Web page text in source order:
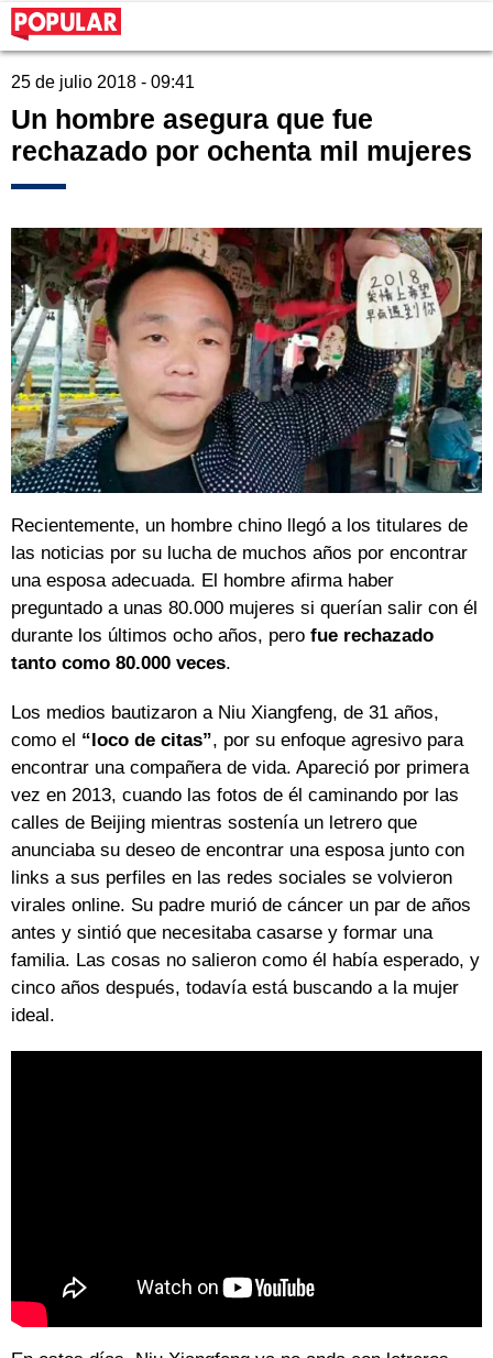
25 de julio 2018 - 09:41
Un hombre asegura que fue
rechazado por ochenta mil mujeres
Recientemente, un hombre chino llegó a los titulares de
las noticias por su lucha de muchos años por encontrar
una esposa adecuada. El hombre afirma haber
preguntado a unas 80.000 mujeres si querían salir con él
durante los últimos ocho años, pero fue rechazado
tanto como 80.000 veces.
Los medios bautizaron a Niu Xiangfeng, de 31 años,
como el “loco de citas”, por su enfoque agresivo para
encontrar una compañera de vida. Apareció por primera
vez en 2013, cuando las fotos de él caminando por las
calles de Beijing mientras sostenía un letrero que
anunciaba su deseo de encontrar una esposa junto con
links a sus perfiles en las redes sociales se volvieron
virales online. Su padre murió de cáncer un par de años
antes y sintió que necesitaba casarse y formar una
familia. Las cosas no salieron como él había esperado, y
cinco años después, todavía está buscando a la mujer
ideal.